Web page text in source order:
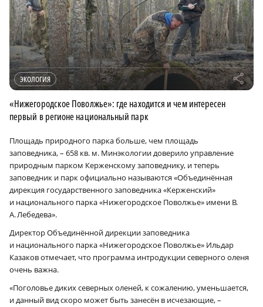
ЭКОЛОГИЯ r
«Нижегородское Поволжье»: где находится и чем интересен
первый в регионе национальный парк
Площадь природного парка больше, чем площадь
заповедника, – 658 кв. м. Минэкологии доверило управление
природным парком Керженскому заповеднику, и теперь
заповедник и парк официально называются «Объединённая
дирекция государственного заповедника «Керженский»
и национального парка «Нижегородское Поволжье» имени В.
А. Лебедева».
Директор Объединённой дирекции заповедника
и национального парка «Нижегородское Поволжье» Ильдар
Казаков отмечает, что программа интродукции северного оленя
очень важна.
«Поголовье диких северных оленей, к сожалению, уменьшается,
и данный вид скоро может быть занесён в исчезающие, –